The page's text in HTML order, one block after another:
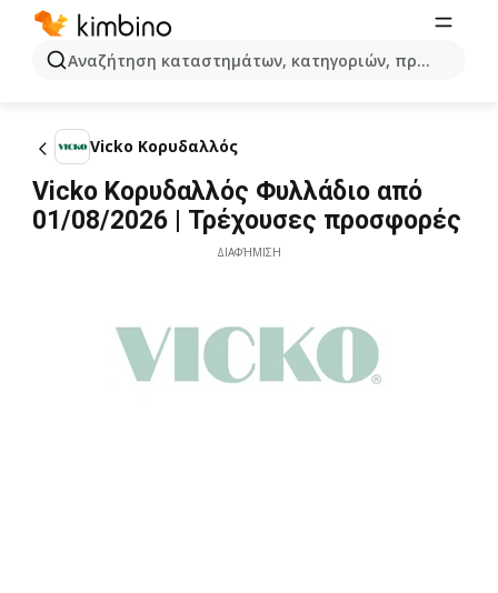
Αναζήτηση καταστημάτων, κατηγοριών, προϊόντων...
Vicko Κορυδαλλός
Vicko Κορυδαλλός Φυλλάδιο από
01/08/2026 | Τρέχουσες προσφορές
ΔΙΑΦΉΜΙΣΗ